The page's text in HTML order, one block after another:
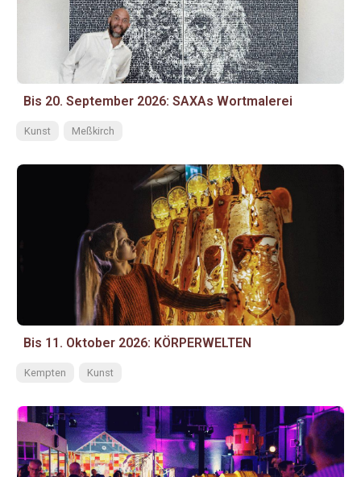
Bis 20. September 2026: SAXAs Wortmalerei
Kunst Meßkirch
Bis 11. Oktober 2026: KÖRPERWELTEN
Kempten Kunst